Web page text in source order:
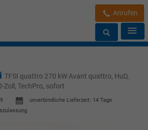
Anrufen
TFSI quattro 270 kW Avant quattro, HuD,
Zoll, TechPro, sofort
unverbindliche Lieferzeit: 14 Tage